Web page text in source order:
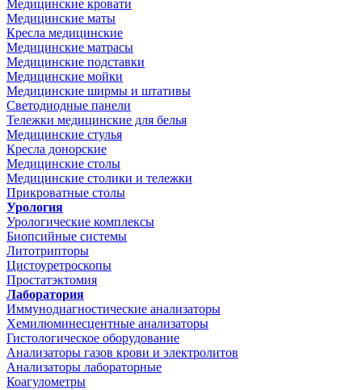
Медицинские кровати
Медицинские маты
Кресла медицинские
Медицинские матрасы
Медицинские подставки
Медицинские мойки
Медицинские ширмы и штативы
Светодиодные панели
Тележки медицинские для белья
Медицинские стулья
Кресла донорские
Медицинские столы
Медицинские столики и тележки
Прикроватные столы
Урология
Урологические комплексы
Биопсийные системы
Литотрипторы
Цистоуретроскопы
Простатэктомия
Лаборатория
Иммунодиагностические анализаторы
Хемилюминесцентные анализаторы
Гистологическое оборудование
Анализаторы газов крови и электролитов
Анализаторы лабораторные
Коагулометры